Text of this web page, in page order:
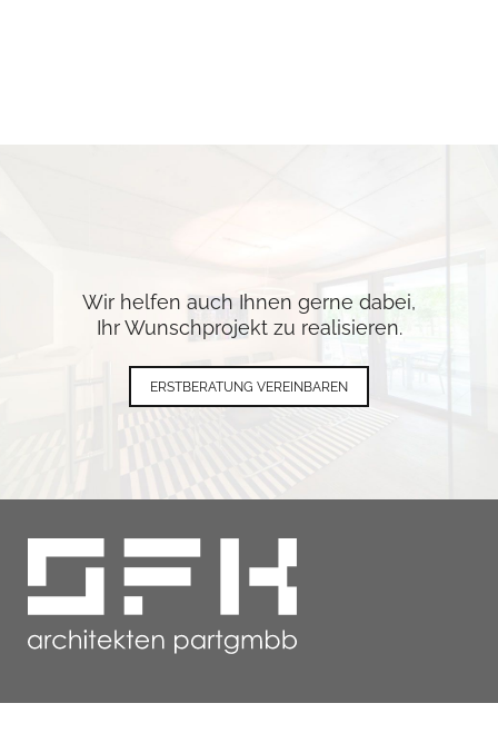
Wir helfen auch Ihnen gerne dabei,
Ihr Wunschprojekt zu realisieren.
ERSTBERATUNG VEREINBAREN